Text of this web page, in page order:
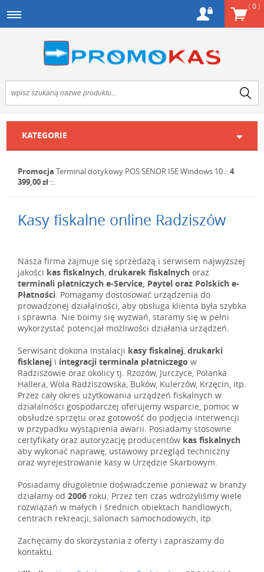
(0)
KATEGORIE
Promocja Terminal dotykowy POS SENOR I5E Windows 10 ::4
399,00 zł ::.
Kasy fiskalne online Radziszów
Nasza firma zajmuje się sprzedażą i serwisem najwyższej
jakości kas fiskalnych, drukarek fiskalnych oraz
terminali płatniczych e-Service, Paytel oraz Polskich e-
Płatności. Pomagamy dostosować urządzenia do
prowadzonej działalności, aby obsługa klienta była szybka
i sprawna. Nie boimy się wyzwań, staramy się w pełni
wykorzystać potencjał możliwości działania urządzeń.
Serwisant dokona instalacji kasy fiskalnej, drukarki
fisklanej i integracji terminala płatniczego w
Radziszowie oraz okolicy tj. Rzozów, Jurczyce, Polanka
Hallera, Wola Radziszowska, Buków, Kulerzów, Krzęcin, itp.
Przez cały okres użytkowania urządzeń fiskalnych w
działalności gospodarczej oferujemy wsparcie, pomoc w
obsłudze sprzętu oraz gotowość do podjęcia interwencji
w przypadku wystąpienia awarii. Posiadamy stosowne
certyfikaty oraz autoryzację producentów kas fiskalnych
aby wykonać naprawę, ustawowy przegląd techniczny
oraz wyrejestrowanie kasy w Urzędzie Skarbowym.
Posiadamy długoletnie doświadczenie ponieważ w branży
działamy od 2006 roku. Przez ten czas wdrożyliśmy wiele
rozwiązań w małych i średnich obiektach handlowych,
centrach rekreacji, salonach samochodowych, itp.
Zachęcamy do skorzystania z oferty i zapraszamy do
kontaktu.